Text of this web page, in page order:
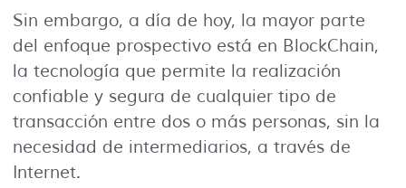
Sin embargo, a día de hoy, la mayor parte
del enfoque prospectivo está en BlockChain,
la tecnología que permite la realización
confiable y segura de cualquier tipo de
transacción entre dos o más personas, sin la
necesidad de intermediarios, a través de
Internet.